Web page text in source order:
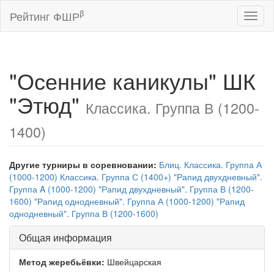
Рейтинг ФШРβ
"Осенние каникулы" ШК
"Этюд" Классика. Группа В (1200-
1400)
Другие турниры в соревновании: Блиц. Классика. Группа А
(1000-1200) Классика. Группа С (1400+) "Рапид двухдневный".
Группа A (1000-1200) "Рапид двухдневный". Группа В (1200-
1600) "Рапид однодневный". Группа А (1000-1200) "Рапид
однодневный". Группа В (1200-1600)
Общая информация
Метод жеребьёвки: Швейцарская